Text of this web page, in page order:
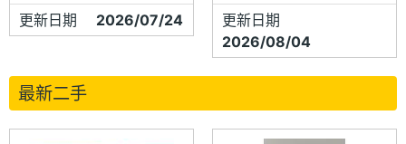
更新日期
2026/07/24
更新日期
2026/08/04
最新二手